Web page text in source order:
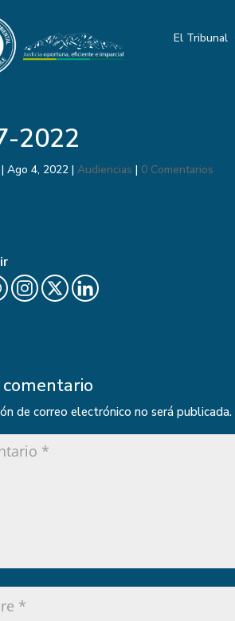
El Tribunal
2022
|Ago 4, 2022 |Audiencias | 0 Comentarios
comentario
de correo electrónico no será publicada.